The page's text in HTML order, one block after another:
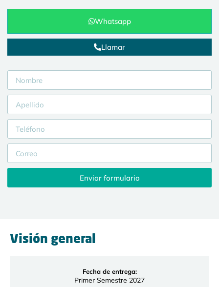
Visión general
Fecha de entrega:
Primer Semestre 2027
Whatsapp
Llamar
Enviar formulario